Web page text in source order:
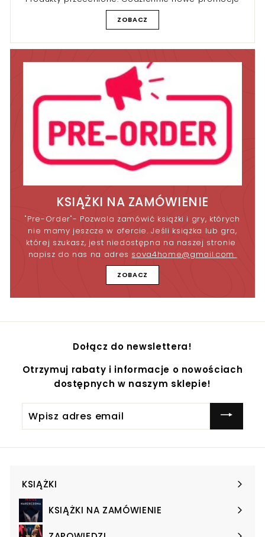
ZOBACZ
KSIĄŻKI NA ZAMÓWIENIE
"Pre-Order"- Pozwala zamówić książki i gry, których
nie mamy jeszcze w ofercie. Jeśli książka lub gra,
której szukasz, jest niedostępna na naszej stronie
napisz do nas na adres sova4home@gmail.com
ZOBACZ
Dołącz do newslettera!
Otrzymuj rabaty i informacje o nowościach
dostępnych w naszym sklepie!
adres
KSIĄŻKI
Expand
submenuKSIĄŻKI NA ZAMÓWIENIE
Expand
submenu